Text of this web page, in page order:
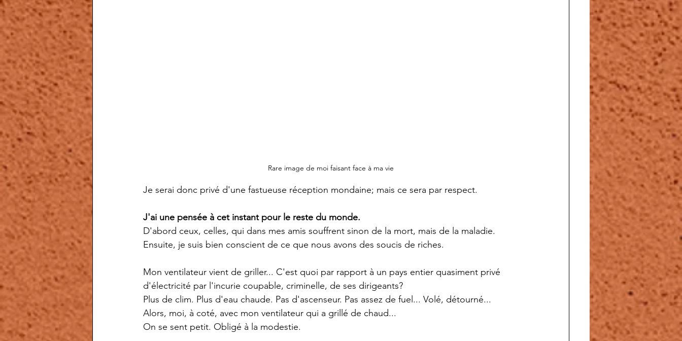
Rare image de moi faisant face à ma vie
Je serai donc privé d'une fastueuse réception mondaine; mais ce sera par respect.
J'ai une pensée à cet instant pour le reste du monde.
D'abord ceux, celles, qui dans mes amis souffrent sinon de la mort, mais de la maladie.
Ensuite, je suis bien conscient de ce que nous avons des soucis de riches.
Mon ventilateur vient de griller... C'est quoi par rapport à un pays entier quasiment privé
d'électricité par l'incurie coupable, criminelle, de ses dirigeants?
Plus de clim. Plus d'eau chaude. Pas d'ascenseur. Pas assez de fuel... Volé, détourné...
Alors, moi, à coté, avec mon ventilateur qui a grillé de chaud...
On se sent petit. Obligé à la modestie.